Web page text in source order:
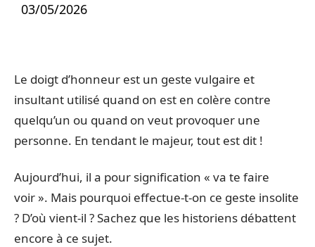
03/05/2026
Le doigt d’honneur est un geste vulgaire et
insultant utilisé quand on est en colère contre
quelqu’un ou quand on veut provoquer une
personne. En tendant le majeur, tout est dit !
Aujourd’hui, il a pour signification « va te faire
voir ». Mais pourquoi effectue-t-on ce geste insolite
? D’où vient-il ? Sachez que les historiens débattent
encore à ce sujet.